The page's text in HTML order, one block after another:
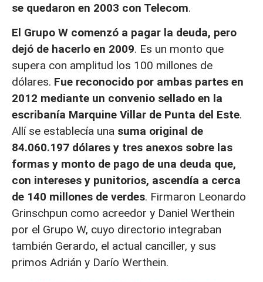
se quedaron en 2003 con Telecom.
El Grupo W comenzó a pagar la deuda, pero
dejó de hacerlo en 2009. Es un monto que
supera con amplitud los 100 millones de
dólares. Fue reconocido por ambas partes en
2012 mediante un convenio sellado en la
escribanía Marquine Villar de Punta del Este.
Allí se establecía una suma original de
84.060.197 dólares y tres anexos sobre las
formas y monto de pago de una deuda que,
con intereses y punitorios, ascendía a cerca
de 140 millones de verdes. Firmaron Leonardo
Grinschpun como acreedor y Daniel Werthein
por el Grupo W, cuyo directorio integraban
también Gerardo, el actual canciller, y sus
primos Adrián y Darío Werthein.